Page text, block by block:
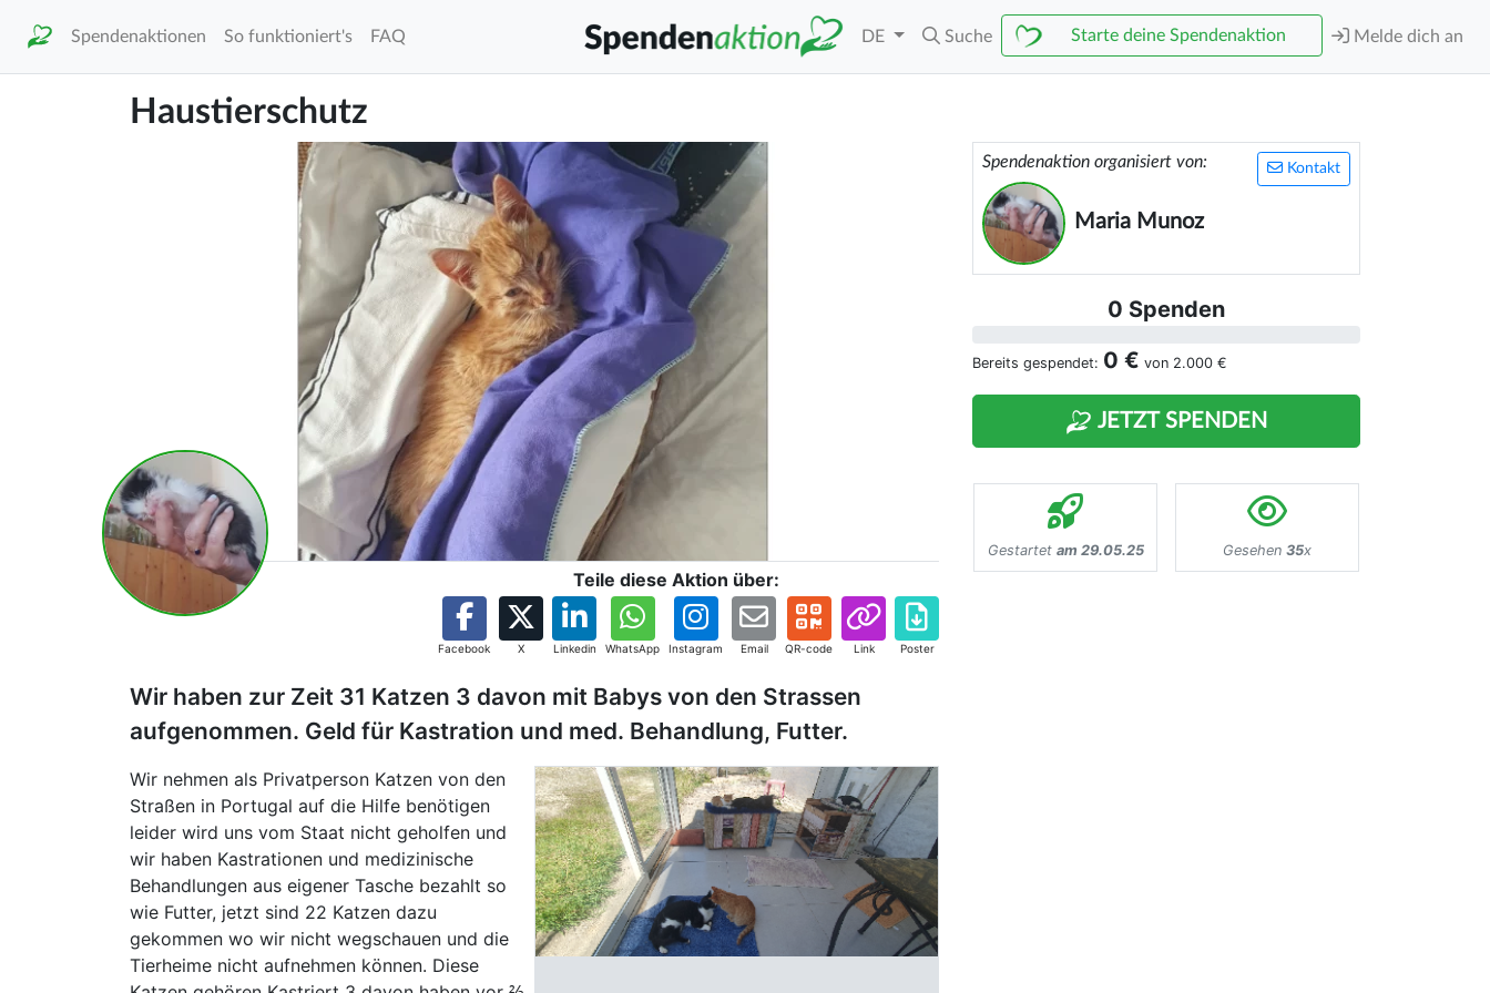
Spendenaktionen So funktioniert's FAQ DE Suche Starte deine Spendenaktion Melde dich an
Haustierschutz
Teile diese Aktion über:
Facebook X Linkedin WhatsApp Instagram Email QR-code Link Poster
Wir haben zur Zeit 31 Katzen 3 davon mit Babys von den Strassen
aufgenommen. Geld für Kastration und med. Behandlung, Futter.
Wir nehmen als Privatperson Katzen von den
Straßen in Portugal auf die Hilfe benötigen
leider wird uns vom Staat nicht geholfen und
wir haben Kastrationen und medizinische
Behandlungen aus eigener Tasche bezahlt so
wie Futter, jetzt sind 22 Katzen dazu
gekommen wo wir nicht wegschauen und die
Tierheime nicht aufnehmen können. Diese
Kontakt
Spendenaktion organisiert von:
Maria Munoz
0 Spenden
Bereits gespendet: 0 € von 2.000 €
JETZT SPENDEN
Gestartet am 29.05.25 Gesehen 35x